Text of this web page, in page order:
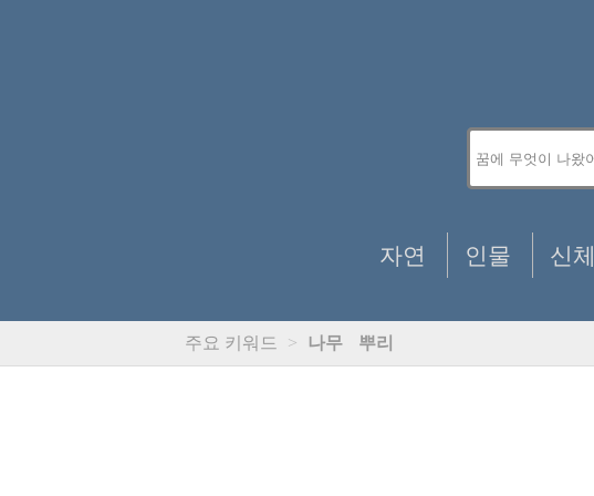
자연 인물 신체
주요 키워드 > 나무 뿌리